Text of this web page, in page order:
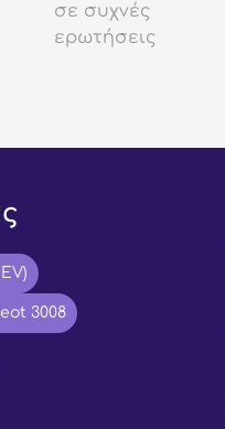
σε συχνές
ερωτήσεις
3008